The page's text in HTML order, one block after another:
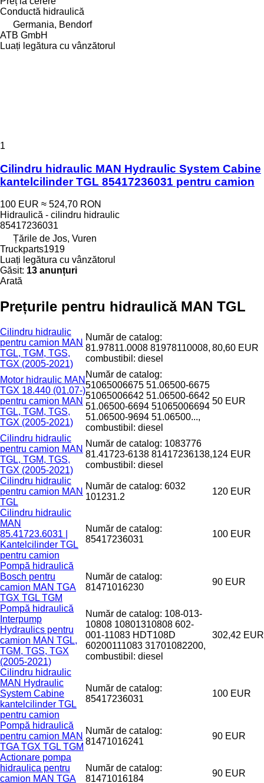
Conductă hidraulică
Germania, Bendorf
ATB GmbH
Luați legătura cu vânzătorul
1
Cilindru hidraulic MAN Hydraulic System Cabine
kantelcilinder TGL 85417236031 pentru camion
100 EUR ≈ 524,70 RON
Hidraulică - cilindru hidraulic
85417236031
Țările de Jos, Vuren
Truckparts1919
Luați legătura cu vânzătorul
Găsit: 13 anunțuri
Arată
Prețurile pentru hidraulică MAN TGL
Cilindru hidraulic
pentru camion MAN
TGL, TGM, TGS,
TGX (2005-2021)
Număr de catalog:
81.97811.0008 81978110008,
combustibil: diesel
80,60 EUR
Motor hidraulic MAN
TGX 18.440 (01.07-)
pentru camion MAN
TGL, TGM, TGS,
TGX (2005-2021)
Număr de catalog:
51065006675 51.06500-6675
51065006642 51.06500-6642
51.06500-6694 51065006694
51.06500-9694 51.06500...,
combustibil: diesel
50 EUR
Cilindru hidraulic
pentru camion MAN
TGL, TGM, TGS,
TGX (2005-2021)
Număr de catalog: 1083776
81.41723-6138 81417236138,
combustibil: diesel
124 EUR
Cilindru hidraulic
pentru camion MAN
TGL
Număr de catalog: 6032
101231.2
120 EUR
Cilindru hidraulic
MAN
85.41723.6031 |
Kantelcilinder TGL
pentru camion
Număr de catalog:
85417236031
100 EUR
Pompă hidraulică
Bosch pentru
camion MAN TGA
TGX TGL TGM
Număr de catalog:
81471016230
90 EUR
Pompă hidraulică
Interpump
Hydraulics pentru
camion MAN TGL,
TGM, TGS, TGX
(2005-2021)
Număr de catalog: 108-013-
10808 10801310808 602-
001-11083 HDT108D
60200111083 31701082200,
combustibil: diesel
302,42 EUR
Cilindru hidraulic
MAN Hydraulic
System Cabine
kantelcilinder TGL
pentru camion
Număr de catalog:
85417236031
100 EUR
Pompă hidraulică
pentru camion MAN
TGA TGX TGL TGM
Număr de catalog:
81471016241
90 EUR
Actionare pompa
hidraulica pentru
camion MAN TGA
Număr de catalog:
81471016184
90 EUR